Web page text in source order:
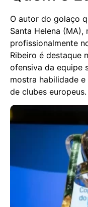
O autor do golaço
Santa Helena (MA),
profissionalmente
Ribeiro é destaque
ofensiva da equipe
mostra habilidade
de clubes europeus.